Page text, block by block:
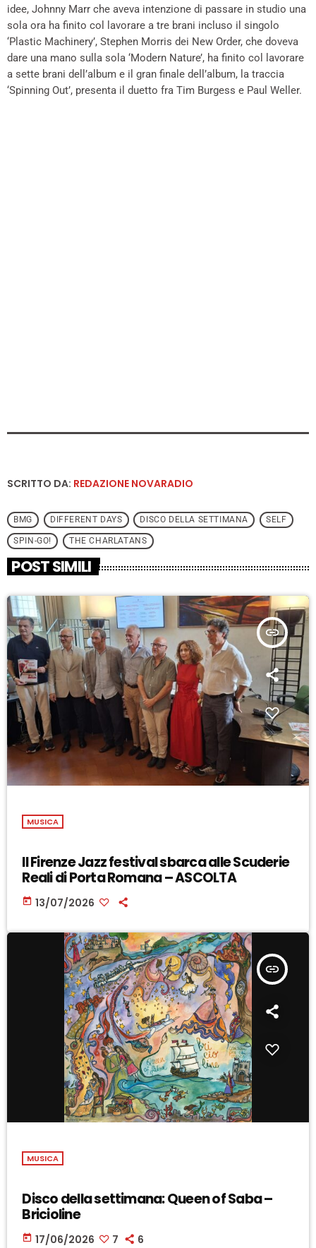
idee, Johnny Marr che aveva intenzione di passare in studio una
sola ora ha finito col lavorare a tre brani incluso il singolo
‘Plastic Machinery’, Stephen Morris dei New Order, che doveva
dare una mano sulla sola ‘Modern Nature’, ha finito col lavorare
a sette brani dell’album e il gran finale dell’album, la traccia
‘Spinning Out’, presenta il duetto fra Tim Burgess e Paul Weller.
SCRITTO DA: REDAZIONE NOVARADIO
BMG DIFFERENT DAYS DISCO DELLA SETTIMANA SELF
SPIN-GO! THE CHARLATANS
POST SIMILI
insert_link
MUSICA
Il Firenze Jazz festival sbarca alle Scuderie
Reali di Porta Romana – ASCOLTA
today 13/07/2026
insert_link
MUSICA
Disco della settimana: Queen of Saba –
Bricioline
today 17/06/2026 7 6